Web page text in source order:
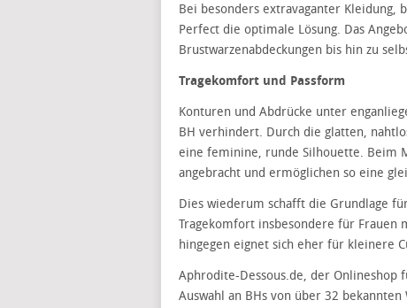
Bei besonders extravaganter
Perfect die optimale Lösung. Das
Brustwarzenabdeckungen bis hin zu
Tragekomfort und Passform
Konturen und Abdrücke unter
BH verhindert. Durch die glatten,
eine feminine, runde Silhouette. Beim
angebracht und ermöglichen so eine
Dies wiederum schafft die Grundlage
Tragekomfort insbesondere für Frauen
hingegen eignet sich eher für kleinere
Aphrodite-Dessous.de, der Onlineshop
Auswahl an BHs von über 32